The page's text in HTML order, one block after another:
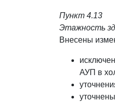
Пункт 4.13
Этажность
Внесены
АУП в